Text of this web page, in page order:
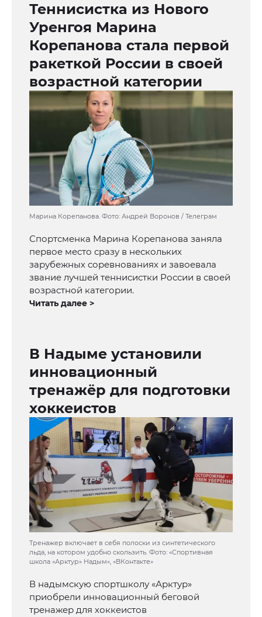
Теннисистка из Нового
Уренгоя Марина
Корепанова стала первой
ракеткой России в своей
возрастной категории
Марина Корепанова. Фото: Андрей Воронов / Телеграм
Спортсменка Марина Корепанова заняла
первое место сразу в нескольких
зарубежных соревнованиях и завоевала
звание лучшей теннисистки России в своей
возрастной категории.
Читать далее >
В Надыме установили
инновационный
тренажёр для подготовки
хоккеистов
Тренажер включает в себя полоски из синтетического
льда, на котором удобно скользить. Фото: «Спортивная
школа «Арктур» Надым», «ВКонтакте»
В надымскую спортшколу «Арктур»
приобрели инновационный беговой
тренажер для хоккеистов